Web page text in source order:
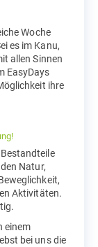
Woche
es im Kanu,
allen Sinnen
EasyDays
ihre
Natur,
Aktivitäten.
einem
bei uns die